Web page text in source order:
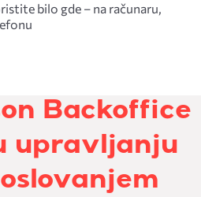
upravljanju